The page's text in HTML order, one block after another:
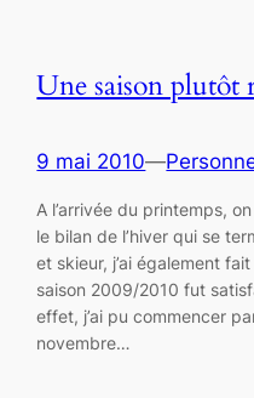
Une saison plutôt
9 mai 2010—
A l’arrivée du printemps,
le bilan de l’hiver qui se
et skieur, j’ai également
saison 2009/2010 fut
effet, j’ai pu commencer
novembre…